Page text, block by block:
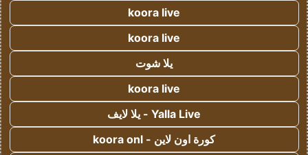
koora live
koora live
يلا شوت
koora live
Yalla Live - يلا لايف
كورة اون لاين - koora onl